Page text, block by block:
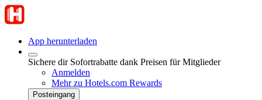
App herunterladen
Sichere dir Sofortrabatte dank Preisen für Mitglieder
Anmelden
Mehr zu Hotels.com Rewards
Posteingang